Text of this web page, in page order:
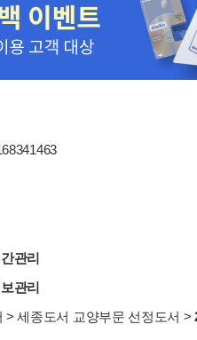
관리
관리
>세종도서 교양부문 선정도서 >